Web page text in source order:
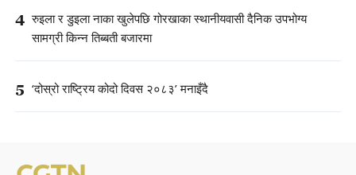
4 रुइला र डुइला नाका खुलेपछि गोरखाका स्थानीयवासी दैनिक उपभोग्य
सामग्री किन्न तिब्बती बजारमा
5 ‘दोस्रो राष्ट्रिय कोदो दिवस २०८३’ मनाइँदै